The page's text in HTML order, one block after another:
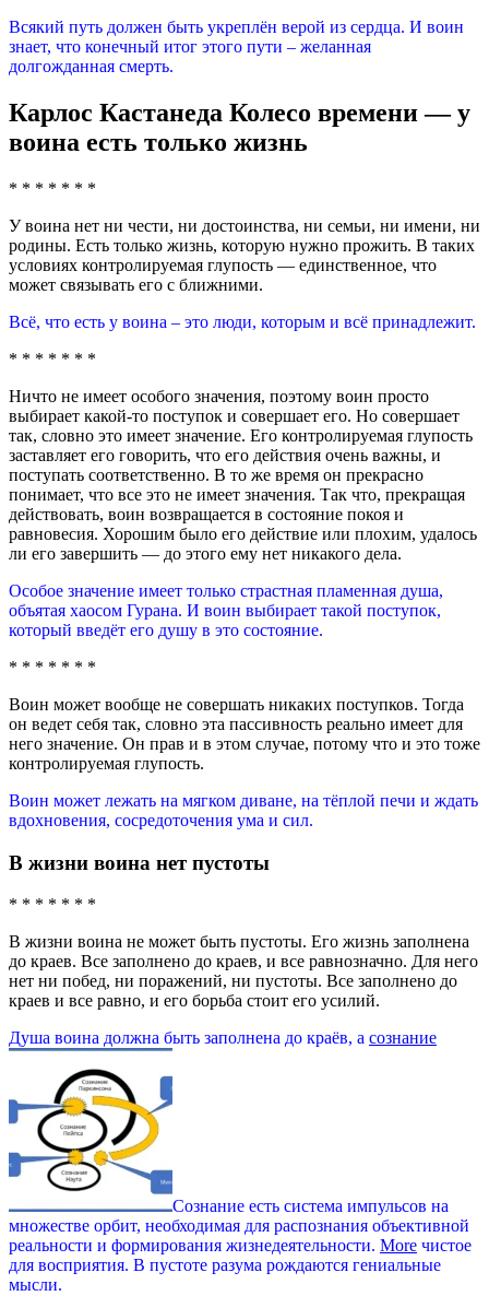
Всякий путь должен быть укреплён верой из сердца. И воин
знает, что конечный итог этого пути – желанная
долгожданная смерть.
Карлос Кастанеда Колесо времени — у
воина есть только жизнь
* * * * * * *
У воина нет ни чести, ни достоинства, ни семьи, ни имени, ни
родины. Есть только жизнь, которую нужно прожить. В таких
условиях контролируемая глупость — единственное, что
может связывать его с ближними.
Всё, что есть у воина – это люди, которым и всё принадлежит.
* * * * * * *
Ничто не имеет особого значения, поэтому воин просто
выбирает какой-то поступок и совершает его. Но совершает
так, словно это имеет значение. Его контролируемая глупость
заставляет его говорить, что его действия очень важны, и
поступать соответственно. В то же время он прекрасно
понимает, что все это не имеет значения. Так что, прекращая
действовать, воин возвращается в состояние покоя и
равновесия. Хорошим было его действие или плохим, удалось
ли его завершить — до этого ему нет никакого дела.
Особое значение имеет только страстная пламенная душа,
объятая хаосом Гурана. И воин выбирает такой поступок,
который введёт его душу в это состояние.
* * * * * * *
Воин может вообще не совершать никаких поступков. Тогда
он ведет себя так, словно эта пассивность реально имеет для
него значение. Он прав и в этом случае, потому что и это тоже
контролируемая глупость.
Воин может лежать на мягком диване, на тёплой печи и ждать
вдохновения, сосредоточения ума и сил.
В жизни воина нет пустоты
* * * * * * *
В жизни воина не может быть пустоты. Его жизнь заполнена
до краев. Все заполнено до краев, и все равнозначно. Для него
нет ни побед, ни поражений, ни пустоты. Все заполнено до
краев и все равно, и его борьба стоит его усилий.
Душа воина должна быть заполнена до краёв, а сознание
Сознание есть система импульсов на
множестве орбит, необходимая для распознания объективной
реальности и формирования жизнедеятельности. More чистое
для восприятия. В пустоте разума рождаются гениальные
мысли.